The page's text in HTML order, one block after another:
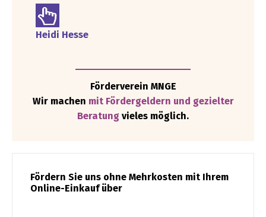
Heidi Hesse
Förderverein MNGE
Wir machen mit Fördergeldern und gezielter
Beratung vieles möglich.
Fördern Sie uns ohne Mehrkosten mit Ihrem
Online-Einkauf über